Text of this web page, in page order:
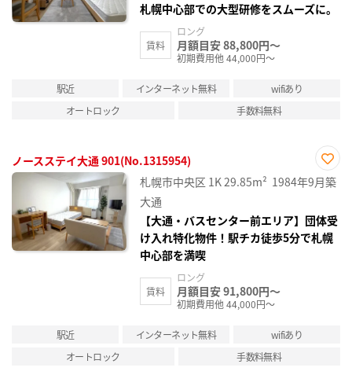
札幌中心部での大型研修をスムーズに。
賃料
ロング
月額目安 88,800円～
初期費用他 44,000円～
駅近 インターネット無料
wifiあり
オートロック
手数料無料
ノースステイ大通 901(No.1315954)
お気
に入
札幌市中央区 1K29.85m² 1984年9月築
大通
【大通・バスセンター前エリア】団体受
け入れ特化物件！駅チカ徒歩5分で札幌
中心部を満喫
賃料
ロング
月額目安 91,800円～
初期費用他 44,000円～
駅近 インターネット無料
wifiあり
オートロック
手数料無料